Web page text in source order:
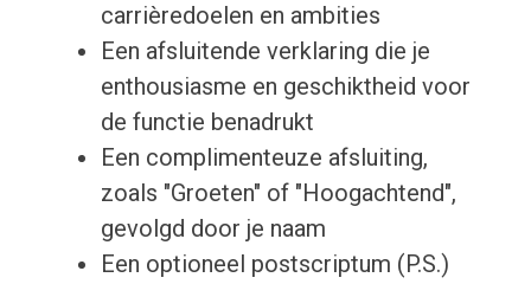
carrièredoelen en ambities
Een afsluitende verklaring die je
enthousiasme en geschiktheid voor
de functie benadrukt
Een complimenteuze afsluiting,
zoals "Groeten" of "Hoogachtend",
gevolgd door je naam
Een optioneel postscriptum (P.S.)